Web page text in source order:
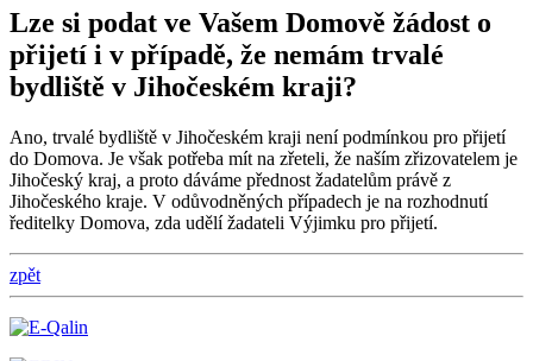
Lze si podat ve Vašem Domově žádost o
přijetí i v případě, že nemám trvalé
bydliště v Jihočeském kraji?
Ano, trvalé bydliště v Jihočeském kraji není podmínkou pro přijetí
do Domova. Je však potřeba mít na zřeteli, že naším zřizovatelem je
Jihočeský kraj, a proto dáváme přednost žadatelům právě z
Jihočeského kraje. V odůvodněných případech je na rozhodnutí
ředitelky Domova, zda udělí žadateli Výjimku pro přijetí.
zpět